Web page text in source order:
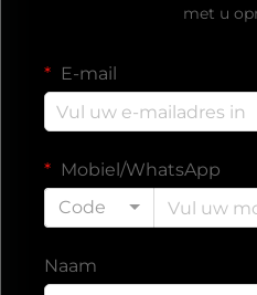
met u
E-mail
Mobiel/WhatsApp
Code
Naam